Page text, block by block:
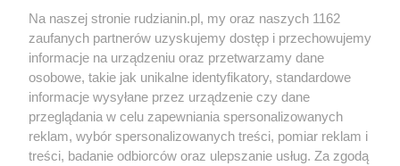
Wydawca mediów lokalnych
Nie zapomnij
zapoznać się z:
polityką prywatności regulamin korzystania z portali
Na naszej stronie rudzianin.pl, my oraz naszych 1162
zaufanych partnerów uzyskujemy dostęp i przechowujemy
informacje na urządzeniu oraz przetwarzamy dane
osobowe, takie jak unikalne identyfikatory, standardowe
informacje wysyłane przez urządzenie czy dane
przeglądania w celu zapewniania spersonalizowanych
reklam, wybór spersonalizowanych treści, pomiar reklam i
treści, badanie odbiorców oraz ulepszanie usług. Za zgodą